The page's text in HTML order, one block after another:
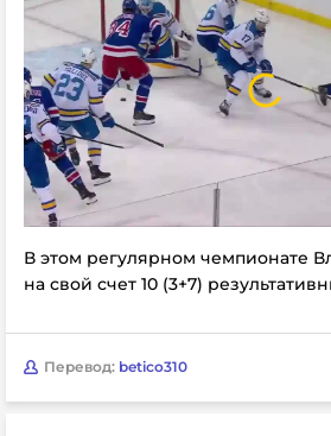
В этом регулярном чемпионате
на свой счет 10 (3+7)
Перевод: betico310